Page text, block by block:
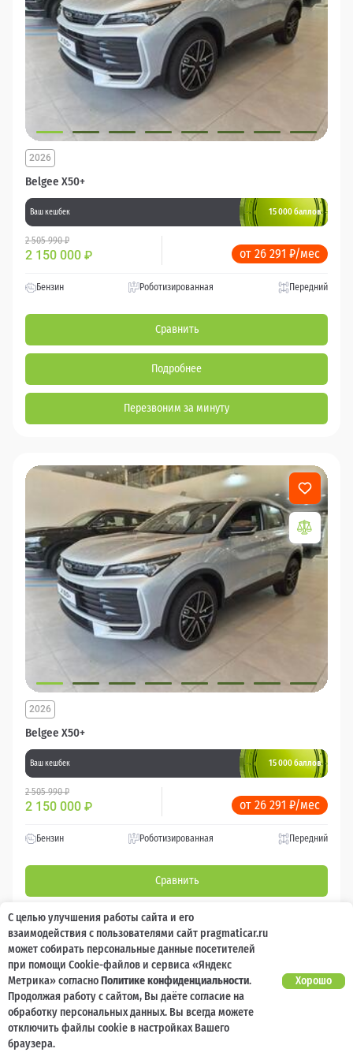
Belgee X50+
2026
Ваш кешбек 15 000 баллов
2 505 990 ₽
2 150 000 ₽ от 26 291 ₽/мес
Бензин Роботизированная Передний
Сравнить
Подробнее
Перезвоним за минуту
Belgee X50+
2026
Ваш кешбек 15 000 баллов
2 505 990 ₽
2 150 000 ₽ от 26 291 ₽/мес
Бензин Роботизированная Передний
Сравнить
Подробнее
Перезвоним за минуту
С целью улучшения работы сайта и его
взаимодействия с пользователями сайт pragmaticar.ru
может собирать персональные данные посетителей
при помощи Cookie-файлов и сервиса «Яндекс
Метрика» согласноПолитике конфиденциальности.
Продолжая работу с сайтом, Вы даёте согласие на
обработку персональных данных. Вы всегда можете
отключить файлы cookie в настройках Вашего
браузера.
Хорошо